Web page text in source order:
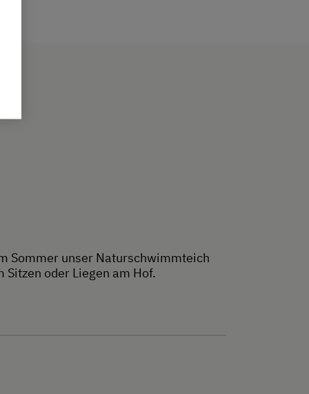
Sommer unser Naturschwimmteich
oder Liegen am Hof.